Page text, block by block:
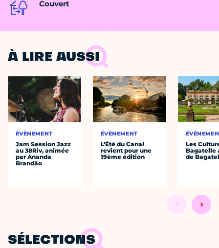
Couvert
À LIRE AUSSI
ÉVÈNEMENT
Jam Session Jazz
au 38Riv, animée
par Ananda
Brandão
ÉVÈNEMENT
L’Été du Canal
revient pour une
19ème édition
Les
Bagatelle
de
SÉLECTIONS